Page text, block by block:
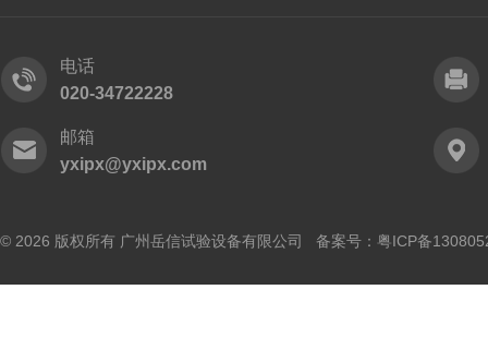
电话
020-34722228
邮箱
yxipx@yxipx.com
© 2026 版权所有 广州岳信试验设备有限公司 备案号： 粤ICP备